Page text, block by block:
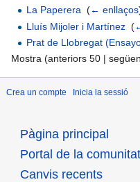
La Paperera ‎(← enllaços
Lluís Mijoler i Martínez ‎(
Prat de Llobregat
Mostra (anteriors 50 |
Crea un compte Inicia la sessió
Pàgina principal
Portal de la comunitat
Canvis recents